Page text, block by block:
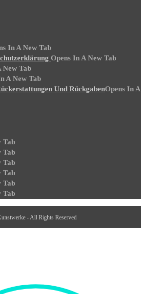
In A New Tab
Opens In A New Tab
New Tab
A New Tab
Und RückgabenOpens In A
Tab
Tab
Tab
Tab
Tab
Tab
- All Rights Reserved